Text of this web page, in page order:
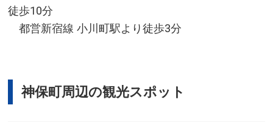
徒歩10分
都営新宿線 小川町駅より徒歩3分
神保町周辺の観光スポット